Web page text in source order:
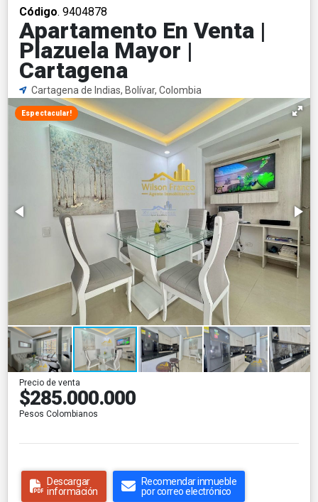
Código. 9404878
Apartamento En Venta |
Plazuela Mayor |
Cartagena
Cartagena de Indias, Bolívar, Colombia
Espectacular!
Precio de venta
$285.000.000
Pesos Colombianos
Descargar
información
Recomendar inmueble
por correo electrónico